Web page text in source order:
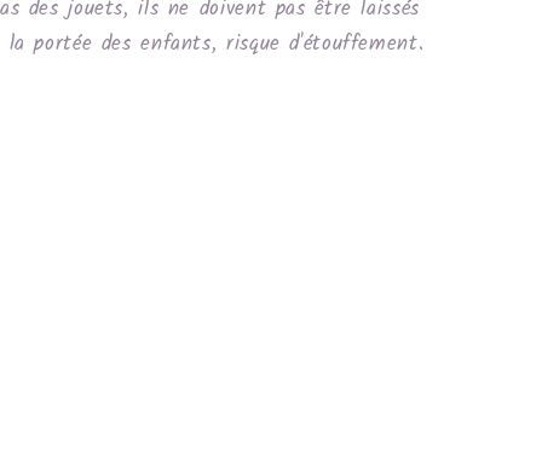
des jouets, ils ne doivent pas être laissés
la portée des enfants, risque d'étouffement.